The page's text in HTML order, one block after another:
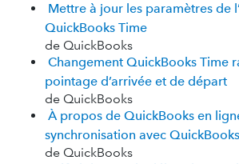
Mettre à jour les paramètres de
QuickBooks Time
de QuickBooks
Changement QuickBooks Time
pointage d’arrivée et de départ
de QuickBooks
À propos de QuickBooks en
synchronisation avec
de QuickBooks